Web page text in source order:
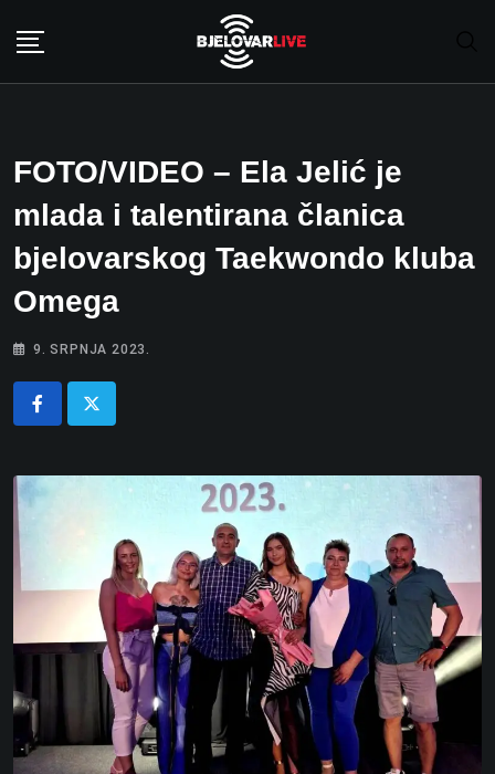
FOTO/VIDEO – Ela Jelić je
mlada i talentirana članica
bjelovarskog Taekwondo kluba
Omega
9. SRPNJA 2023.